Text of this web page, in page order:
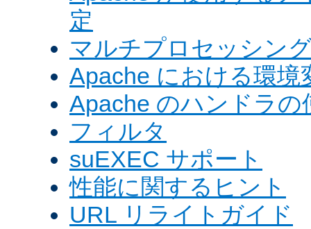
定
マルチプロセッシン
Apache における環境
Apache のハンドラの
フィルタ
suEXEC サポート
性能に関するヒント
URL リライトガイド